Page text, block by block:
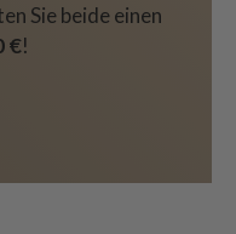
Sie beide einen
€!